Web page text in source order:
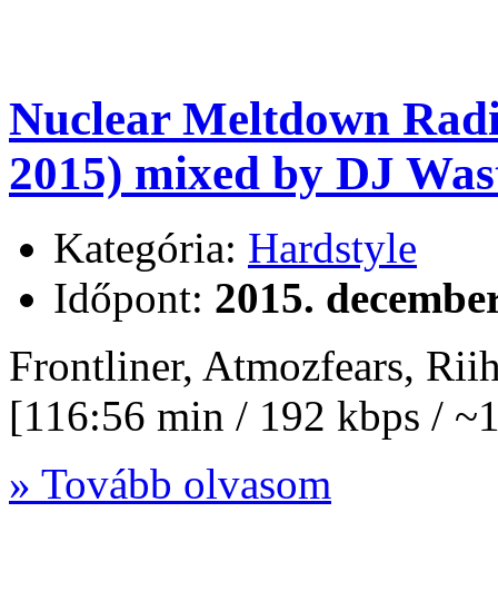
Nuclear Meltdown
2015) mixed by DJ
Kategória: Hardstyle
Időpont: 2015.
Frontliner, Atmozfears,
[116:56 min / 192 kbps /
» Tovább olvasom